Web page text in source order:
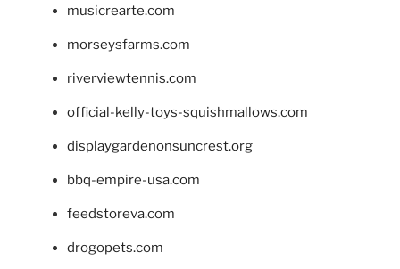
musicrearte.com
morseysfarms.com
riverviewtennis.com
official-kelly-toys-squishmallows.com
displaygardenonsuncrest.org
bbq-empire-usa.com
feedstoreva.com
drogopets.com